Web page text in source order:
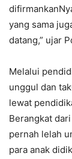
yang sama
datang,” ujar
Melalui
unggul dan
lewat
Berangkat
pernah lelah
para anak